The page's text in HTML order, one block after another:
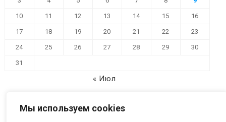
Мы используем cookies
10 11 12 13 14 15 16
17 18 19 20 21 22 23
24 25 26 27 28 29 30
31
« Июл